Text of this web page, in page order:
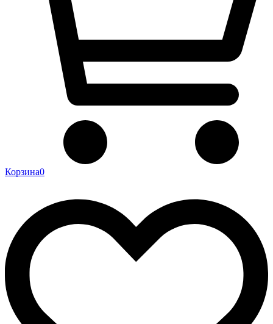
Корзина0